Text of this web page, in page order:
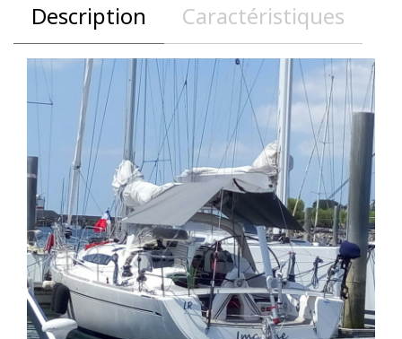
Description Caractéristiques